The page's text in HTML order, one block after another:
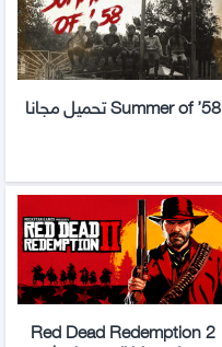
Summer of ’58 تحميل مجانا
Red Dead Redemption 2